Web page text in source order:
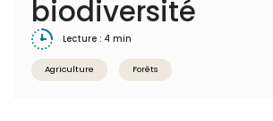
biodiversité
Lecture : 4 min
Agriculture Forêts